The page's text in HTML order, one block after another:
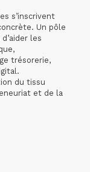
s’inscrivent
Un pôle
les
trésorerie,
du tissu
et de la